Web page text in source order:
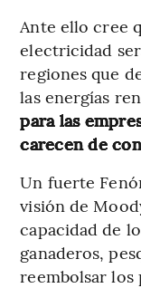
Ante ello cree
electricidad
regiones que
las energías
para las
carecen de
Un fuerte
visión de
capacidad de
ganaderos,
reembolsar los